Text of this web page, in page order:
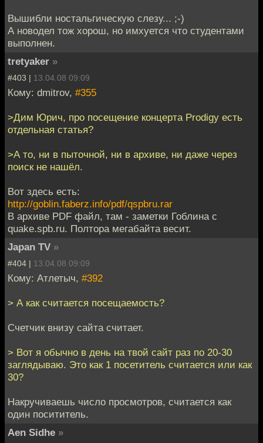
Вышибли ностальгическую слезу... ;-)
А новодел тож хорош, но имхуется что студентами
выполнен.
tretyaker »
#403 | 13.04.08 09:09
Кому: dmitrov, #355
>Дим Юрич, про посещение концерта Prodigy есть
отдельная статья?
>А то, ни в пыточной, ни в архиве, ни даже через
поиск не нашёл.
Вот здесь есть:
http://goblin.faberz.info/pdf/qspbru.rar
В архиве PDF файл, там - заметки Гоблина с
quake.spb.ru. Полтора мегабайта весит.
Japan TV »
#404 | 13.04.08 09:09
Кому: Атлетыч, #392
> А как считается посещаемость?
Счетчик внизу сайта считает.
> Вот я обычно в день на твой сайт раз по 20-30
заглядываю. Это как 1 посетитель считается или как
30?
Накручиваешь число просмотров, считается как
один посититель.
Aen Sidhe »